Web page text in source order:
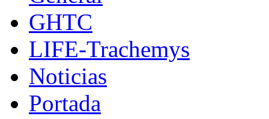
GHTC
LIFE-Trachemys
Noticias
Portada